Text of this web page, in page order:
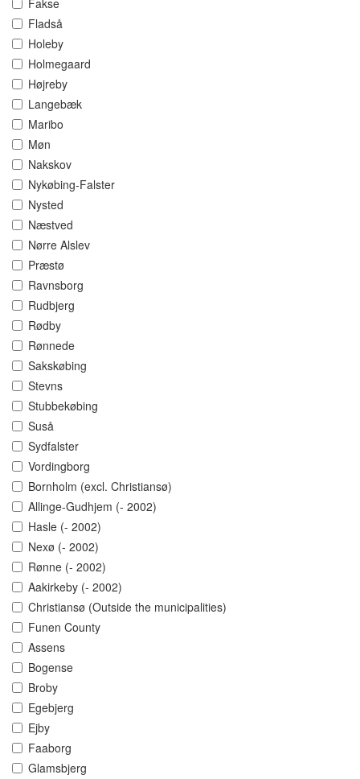
Fakse
Fladså
Holeby
Holmegaard
Højreby
Langebæk
Maribo
Møn
Nakskov
Nykøbing-Falster
Nysted
Næstved
Nørre Alslev
Præstø
Ravnsborg
Rudbjerg
Rødby
Rønnede
Sakskøbing
Stevns
Stubbekøbing
Suså
Sydfalster
Vordingborg
Bornholm (excl. Christiansø)
Allinge-Gudhjem (- 2002)
Hasle (- 2002)
Nexø (- 2002)
Rønne (- 2002)
Aakirkeby (- 2002)
Christiansø (Outside the municipalities)
Funen County
Assens
Bogense
Broby
Egebjerg
Ejby
Faaborg
Glamsbjerg